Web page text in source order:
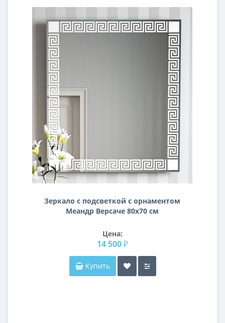
Зеркало с подсветкой с орнаментом
Меандр Версаче 80х70 см
Цена:
14 500 ₽
Купить